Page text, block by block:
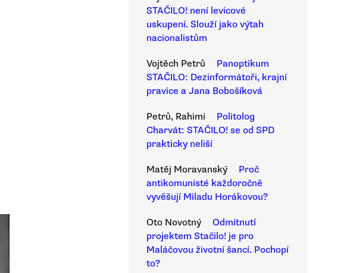
STAČILO! není levicové
uskupení. Slouží jako výtah
nacionalistům
Vojtěch Petrů
Panoptikum
STAČILO: Dezinformátoři, krajní
pravice a Jana Bobošíková
Petrů, Rahimi
Politolog
Charvát: STAČILO! se od SPD
prakticky neliší
Matěj Moravanský
Proč
antikomunisté každoročně
vyvěšují Miladu Horákovou?
Oto Novotný
Odmítnutí
projektem Stačilo! je pro
Maláčovou životní šancí. Pochopí
to?